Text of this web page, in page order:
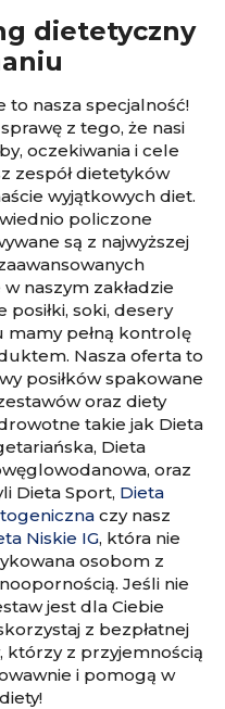
dietetyczny
to nasza specjalność!
z tego, że nasi
oczekiwania i cele
zespół dietetyków
wyjątkowych diet.
policzone
są z najwyższej
naszym zakładzie
soki, desery
mamy pełną kontrolę
Nasza oferta to
posiłków spakowane
oraz diety
takie jak Dieta
Dieta
oraz
Dieta Sport, Dieta
czy nasz
Niskie IG, która nie
osobom z
Jeśli nie
jest dla Ciebie
z bezpłatnej
którzy z przyjemnością
i pomogą w